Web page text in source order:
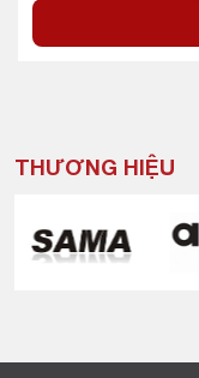
THƯƠNG HIỆU